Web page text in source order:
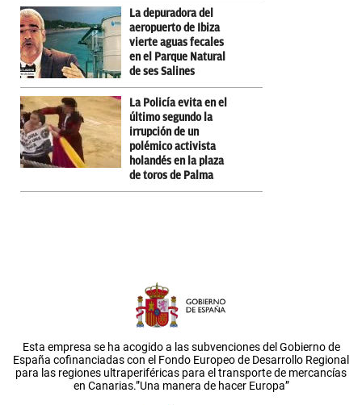
La depuradora del
aeropuerto de Ibiza
vierte aguas fecales
en el Parque Natural
de ses Salines
La Policía evita en el
último segundo la
irrupción de un
polémico activista
holandés en la plaza
de toros de Palma
Esta empresa se ha acogido a las subvenciones del Gobierno de
España cofinanciadas con el Fondo Europeo de Desarrollo Regional
para las regiones ultraperiféricas para el transporte de mercancías
en Canarias.”Una manera de hacer Europa”